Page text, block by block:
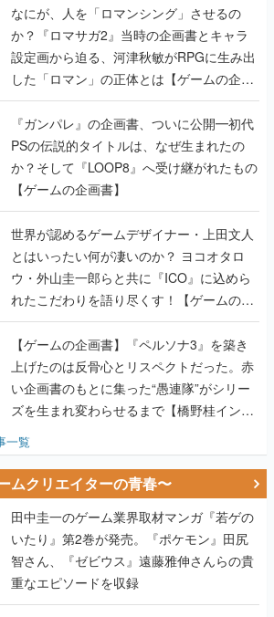
なにが、人を「ロマンシング」させるの
か？『ロマサガ2』当時の企画書とキャラ
設定画から迫る、河津秋敏がRPGに生み出
した「ロマン」の正体とは【ゲームの企画
書】
『ガンパレ』の企画書、ついに公開━初代
PSの伝説的タイトルは、なぜ生まれたの
か？そして『LOOP8』へ受け継がれたもの
【ゲームの企画書】
世界が認めるゲームデザイナー・上田文人
とはいったい何が凄いのか？ ヨコオタロ
ウ・外山圭一郎らと共に『ICO』に込めら
れたこだわりを語り尽くす！【ゲームの企
画書】
【ゲームの企画書】『ペルソナ3』を築き
上げたのは反骨心とリスペクトだった。赤
い企画書のもとに集った“愚連隊”がシリー
ズを生まれ変わらせるまで【橋野桂インタ
一覧
ムクリエイターの青春〜
田中圭一のゲーム業界取材マンガ『若ゲの
いたり』第2巻が発売。『ポケモン』田尻
智さん、『ゼビウス』遠藤雅伸さんらの貴
重なエピソードを収録